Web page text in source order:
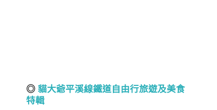
◎ 貓大爺平溪線鐵道自由行旅遊及美食
特輯